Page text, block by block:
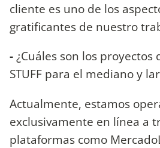
cliente es uno de los
gratificantes de nuestro
-¿Cuáles son los
STUFF para el mediano y
Actualmente, estamos
exclusivamente en línea a
plataformas como